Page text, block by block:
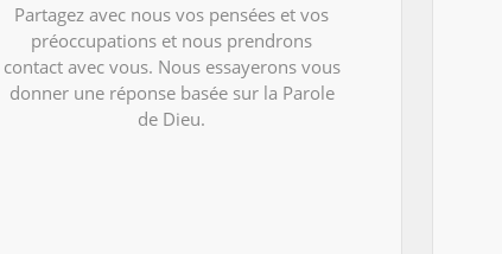
Partagez avec nous vos pensées et vos
préoccupations et nous prendrons
contact avec vous. Nous essayerons vous
donner une réponse basée sur la Parole
de Dieu.